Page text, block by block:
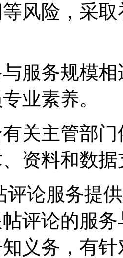
风险，采
与服务规模
业素养。
有关主管部
资料和数
评论服务提
评论的服
义务，有